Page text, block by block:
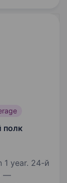
полк
24-й
—